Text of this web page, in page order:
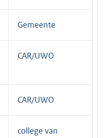
Gemeente
CAR/UWO
CAR/UWO
college van